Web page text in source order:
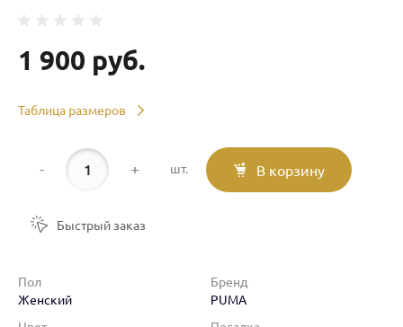
1 900 руб.
Таблица размеров
- + шт. В корзину
Быстрый заказ
Пол
Женский
Бренд
PUMA